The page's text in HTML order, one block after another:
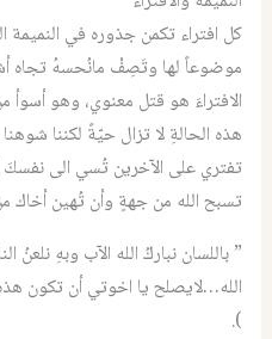
كل افتراء تكمن جذوره في
موضوعاً لها وتَصِفْ مانُحسهُ تجاه
الافتراءَ هو قتل معنوي، وهو
هذه الحالةِ لا تزال حيّةً لكننا شوهنا
تفتري على الآخرين تُسي الى نفسكَ
تسبح الله من جهةٍ وأن تُهين أخاك
” باللسان نباركُ الله الآب وبهِ
).